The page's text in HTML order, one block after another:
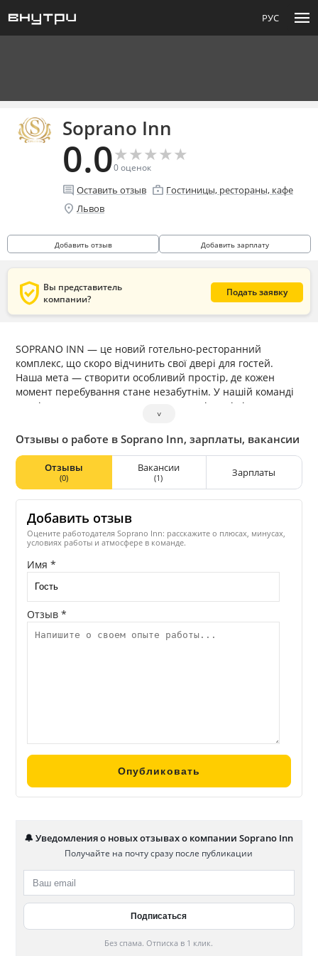
РУС menu
Soprano Inn
0.0★
★★
★★
★★
★★
★
0оценок
comment Оставить отзыв enterprise Гостиницы, рестораны, кафе
location_on Львов
Добавить отзыв Добавить зарплату
verified_user Вы представитель
компании?
Подать заявку
SOPRANO INN — це новий готельно-ресторанний
комплекс, що скоро відчинить свої двері для гостей.
Наша мета — створити особливий простір, де кожен
момент перебування стане незабутнім. У нашій команді
ми підтримуємо розвиток наших працівників і надаємо
можливості для кар'єрного зростання. Незалежно від
досвіду, у нас є місце для всіх, хто готовий працювати
та розвиватися.
˅
Отзывы о работе в Soprano Inn, зарплаты, вакансии
Отзывы
(0)
Вакансии
(1) Зарплаты
Добавить отзыв
Оцените работодателя Soprano Inn: расскажите о плюсах, минусах,
условиях работы и атмосфере в команде.
Имя *
Отзыв *
🔔 Уведомления о новых отзывах о компании Soprano Inn
Получайте на почту сразу после публикации
Без спама. Отписка в 1 клик.